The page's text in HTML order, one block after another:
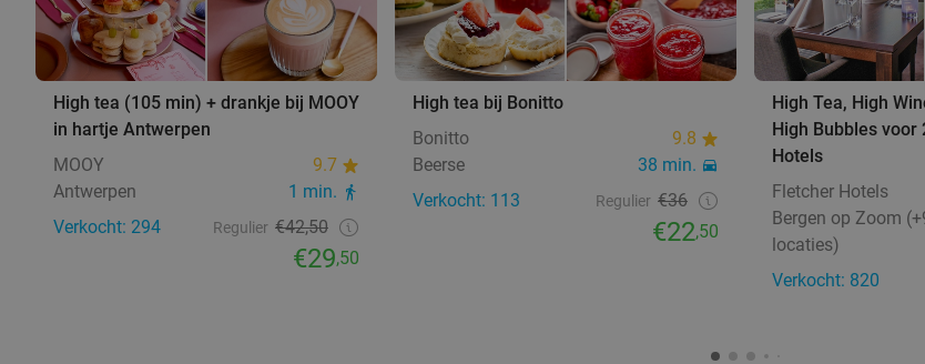
High tea (105 min) + drankje bij MOOY
in hartje Antwerpen
MOOY
9.7
Antwerpen
1 min.
Verkocht: 294
Regulier €42,50
€29,50
High tea bij Bonitto
Bonitto
9.8
Beerse
38 min.
Verkocht: 113
Regulier €36
€22,50
High Tea, High
High Bubbles voor
Hotels
Fletcher Hotels
Bergen op Zoom
locaties)
Verkocht: 820